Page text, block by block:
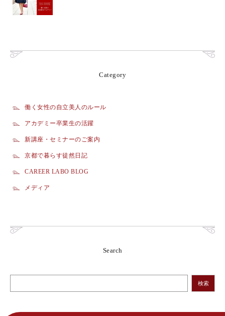
Category
働く女性の自立美人のルール
アカデミー卒業生の活躍
新講座・セミナーのご案内
京都で暮らす徒然日記
CAREER LABO BLOG
メディア
Search
検索